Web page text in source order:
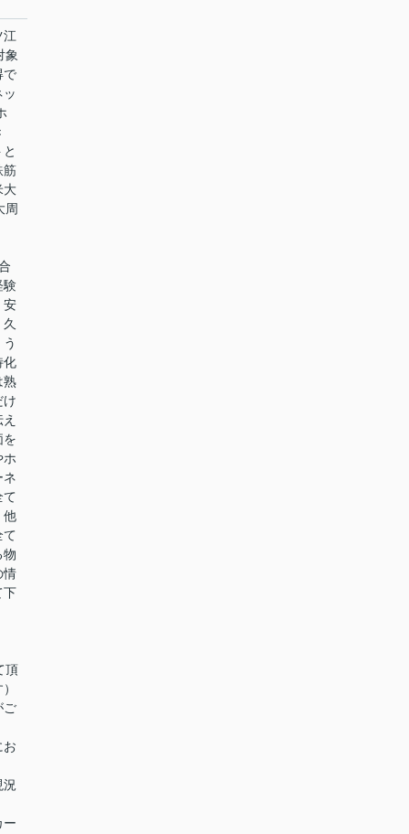
江
象
で
筋
大
周
験
安
化
熟
け
を
ホ
ネ
て
他
て
物
情
下
頂
ご
お
ー